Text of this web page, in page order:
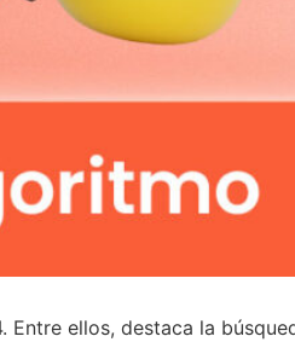
ellos, destaca la